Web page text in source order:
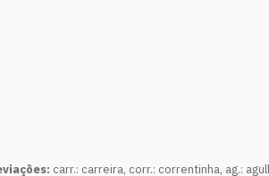
carr.: carreira, corr.: correntinha, ag.: